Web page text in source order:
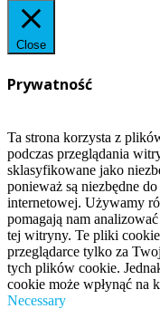
Close
Prywatność
Ta strona korzysta z
podczas przeglądania
sklasyfikowane jako
ponieważ są niezbędne
internetowej. Używamy
pomagają nam
tej witryny. Te pliki
przeglądarce tylko za
tych plików cookie.
cookie może wpłynąć na
Necessary